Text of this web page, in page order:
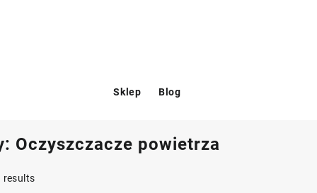
Sklep Blog
Oczyszczacze powietrza
results